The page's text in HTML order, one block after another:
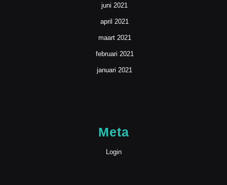
juni 2021
april 2021
maart 2021
februari 2021
januari 2021
Meta
Login